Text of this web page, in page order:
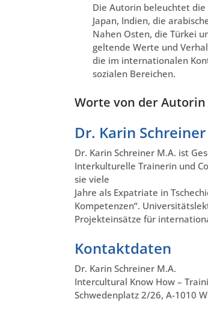
Die Autorin beleuchtet
Japan, Indien, die
Nahen Osten, die Türkei
geltende Werte und
die im internationalen
sozialen Bereichen.
Worte von der Autorin
Dr. Karin
Dr. Karin Schreiner M.A. ist
Interkulturelle Trainerin und
sie viele
Jahre als Expatriate in
Kompetenzen“.
Projekteinsätze für
Kontaktdaten
Dr. Karin Schreiner M.A.
Intercultural Know How –
Schwedenplatz 2/26, A-1010